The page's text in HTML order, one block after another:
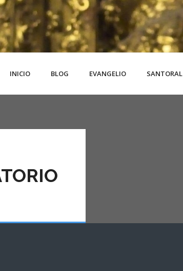
INICIO BLOG EVANGELIO SANTORAL